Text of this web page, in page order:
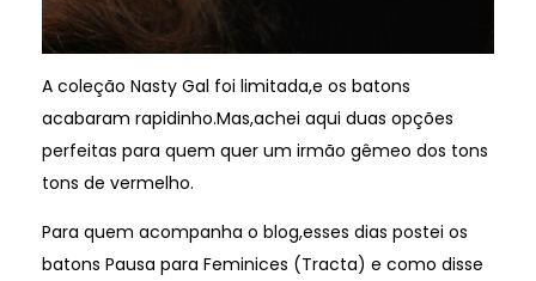
A coleção Nasty Gal foi limitada,e os batons
acabaram rapidinho.Mas,achei aqui duas opções
perfeitas para quem quer um irmão gêmeo dos tons
tons de vermelho.
Para quem acompanha o blog,esses dias postei os
batons Pausa para Feminices (Tracta) e como disse